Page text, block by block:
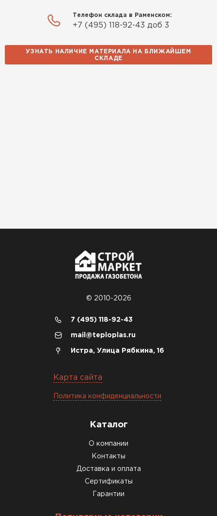
Телефон склада в Раменском:
+7 (495) 118-92-43 доб 3
УЗНАТЬ НАЛИЧИЕ МАТЕРИАЛА НА БЛИЖАЙШЕМ
СКЛАДЕ
© 2010-2026
7 (495) 118-92-43
mail@teploplas.ru
Истра, Улица Рябкина, 16
Карта сайта
Политика конфиденциальности
Каталог
О компании
Контакты
Доставка и оплата
Сертификаты
Гарантии